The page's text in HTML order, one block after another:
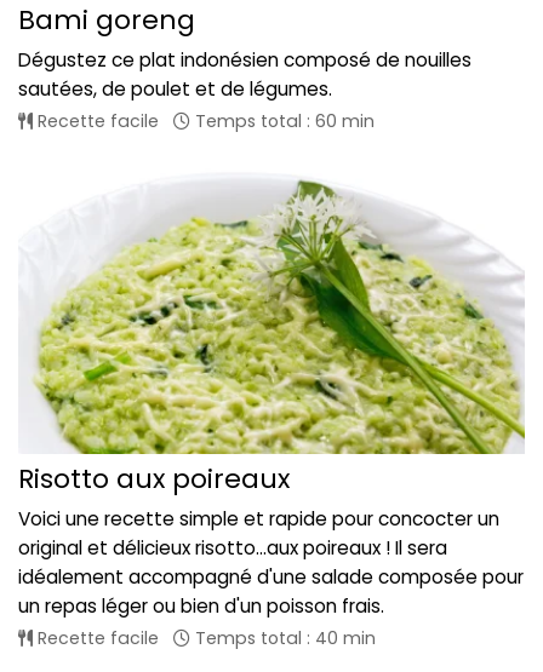
Bami goreng
Dégustez ce plat indonésien composé de nouilles
sautées, de poulet et de légumes.
Recette facile Temps total : 60 min
Risotto aux poireaux
Voici une recette simple et rapide pour concocter un
original et délicieux risotto...aux poireaux ! Il sera
idéalement accompagné d'une salade composée pour
un repas léger ou bien d'un poisson frais.
Recette facile Temps total : 40 min